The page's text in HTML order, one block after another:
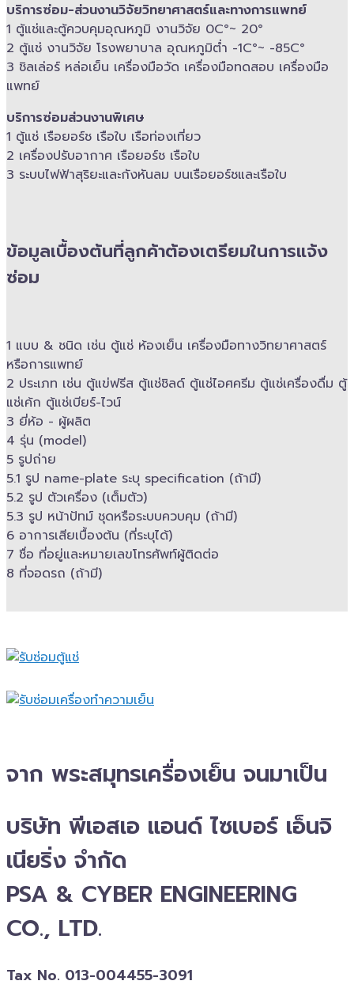
บริการซ่อม-​ส่วนงานวิจัยวิทยาศาสตร์และทางการแพทย์
1 ตู้แช่และตู้ควบคุม​อุณหภูมิ​ งานวิจัย 0C°~ 20°
2 ตู้แช่ งานวิจัย โรงพยาบาล อุณหภูมิ​ต่ำ -​1C°~ -​85C°
3 ชิลเล่อร์ หล่อเย็น เครื่องมือวัด เครื่องมือทดสอบ เครื่องมือ
แพทย์
บริการซ่อมส่วนงานพิเศษ
1 ตู้แช่ เรือยอร์ช เรือใบ เรือท่องเที่ยว
2 เครื่องปรับอากาศ เรือยอร์ช เรือใบ
3 ระบบไฟฟ้าสุริยะและกังหันลม บนเรือยอร์ช​และเรือใบ
ข้อมูลเบื้องต้นที่ลูกค้าต้องเตรียมในการแจ้ง
ซ่อม
1 แบบ & ​ชนิด เช่น ตู้แช่ ห้องเย็น เครื่องมือทางวิทยาศาสตร์​
หรือการแพทย์
2 ประเภท เช่น ตู้แข่ฟรีส ตู้แช่ชิลด์ ตู้แช่ไอศครีม ตู้แช่เครื่องดื่ม ตู้
แช่เค้ก ตู้แช่เบียร์-ไวน์
3 ยี่ห้อ -​ ผู้ผลิต
4 รุ่น (model)
5 รูปถ่าย
5.1 รูป name-plate ระบุ specification (ถ้ามี)
5.2 รูป ตัวเครื่อง (เต็มตัว)
5.3 รูป หน้าปัทม์ ชุดหรือระบบควบคุม (ถ้ามี)​
6 อาการเสียเบื้องต้น (ที่ระบุได้)
7 ชื่อ ที่อยู่และ​หมายเลขโทรศัพท์​ผู้ติดต่อ
8 ที่จอดรถ (ถ้ามี)​
จาก พระสมุทรเครื่องเย็น จนมาเป็น
บริษัท พีเอสเอ แอนด์ ไซเบอร์ เอ็นจิ
เนียริ่ง จำกัด
PSA & CYBER ENGINEERING
CO., LTD.
Tax No. 013-004455-3091